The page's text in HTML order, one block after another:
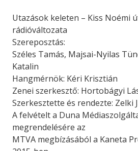
Utazások keleten – Kiss Noémi
rádióváltozata
Szereposztás:
Széles Tamás, Majsai-Nyilas
Katalin
Hangmérnök: Kéri Krisztián
Zenei szerkesztő: Hortobágyi
Szerkesztette és rendezte: Zelki
A felvételt a Duna
megrendelésére az
MTVA megbízásából a Kaneta